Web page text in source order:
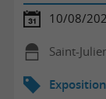
10/08/
Saint-